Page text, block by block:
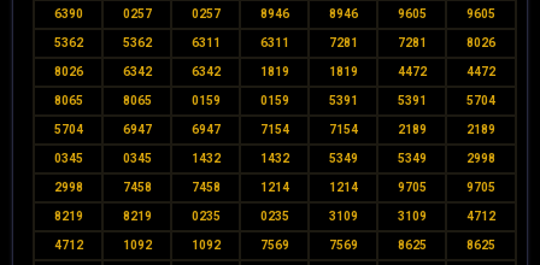
6390 0257 0257 8946 8946 9605 9605
5362 5362 6311 6311 7281 7281 8026
8026 6342 6342 1819 1819 4472 4472
8065 8065 0159 0159 5391 5391 5704
5704 6947 6947 7154 7154 2189 2189
0345 0345 1432 1432 5349 5349 2998
2998 7458 7458 1214 1214 9705 9705
8219 8219 0235 0235 3109 3109 4712
4712 1092 1092 7569 7569 8625 8625